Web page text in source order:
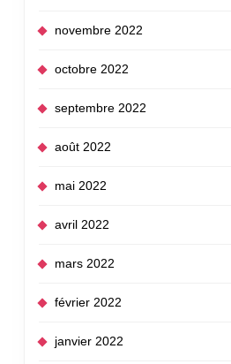
novembre 2022
octobre 2022
septembre 2022
août 2022
mai 2022
avril 2022
mars 2022
février 2022
janvier 2022